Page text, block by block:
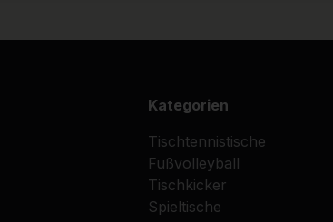
Kategorien
Tischtennistische
Fußvolleyball
Tischkicker
Spieltische